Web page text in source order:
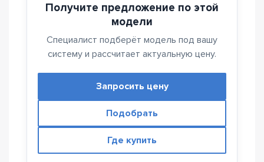
Получите предложение по этой
модели
Специалист подберёт модель под вашу
систему и рассчитает актуальную цену.
Запросить цену
Подобрать
Где купить